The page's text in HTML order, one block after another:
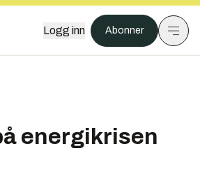
Logg inn Abonner
energikrisen